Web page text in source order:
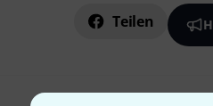
Teilen